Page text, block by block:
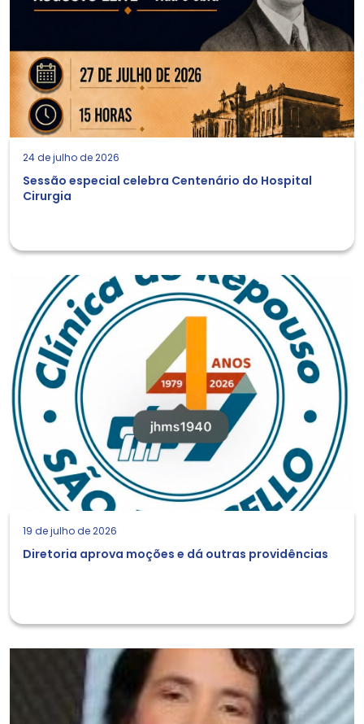
24 de julho de 2026
Sessão especial celebra Centenário do Hospital
Cirurgia
19 de julho de 2026
Diretoria aprova moções e dá outras providências